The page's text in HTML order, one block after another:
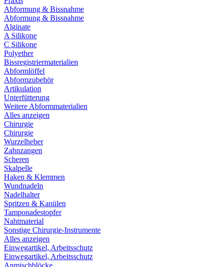
Abformung & Bissnahme
Abformung & Bissnahme
Alginate
A Silikone
C Silikone
Polyether
Bissregistriermaterialien
Abformlöffel
Abformzubehör
Artikulation
Unterfütterung
Weitere Abformmaterialien
Alles anzeigen
Chirurgie
Chirurgie
Wurzelheber
Zahnzangen
Scheren
Skalpelle
Haken & Klemmen
Wundnadeln
Nadelhalter
Spritzen & Kanülen
Tamponadestopfer
Nahtmaterial
Sonstige Chirurgie-Instrumente
Alles anzeigen
Einwegartikel, Arbeitsschutz
Einwegartikel, Arbeitsschutz
Anmischblöcke